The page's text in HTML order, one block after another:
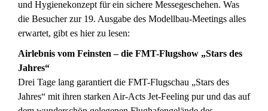
und Hygienekonzept für ein sichere Messegeschehen. Was
die Besucher zur 19. Ausgabe des Modellbau-Meetings alles
erwartet, gibt es hier zu lesen:
Airlebnis vom Feinsten – die FMT-Flugshow „Stars des
Jahres“
Drei Tage lang garantiert die FMT-Flugschau „Stars des
Jahres“ mit ihren starken Air-Acts Jet-Feeling pur und das auf